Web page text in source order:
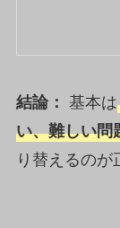
結論： 基本は
い、難しい問
り替えるのが